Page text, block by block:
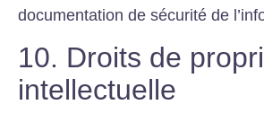
documentation de sécurité de
10. Droits de
intellectuelle